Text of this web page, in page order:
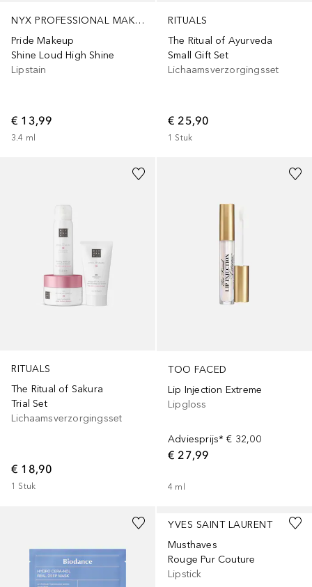
NYX PROFESSIONAL MAKEUP
Pride Makeup
Shine Loud High Shine
Lipstain
€ 13,99
3.4 ml
RITUALS
The Ritual of Ayurveda
Small Gift Set
Lichaamsverzorgingsset
€ 25,90
1 Stuk
RITUALS
The Ritual of Sakura
Trial Set
Lichaamsverzorgingsset
€ 18,90
1 Stuk
TOO FACED
Lip Injection Extreme
Lipgloss
Adviesprijs* € 32,00
€ 27,99
4 ml
YVES SAINT LAURENT
Musthaves
Rouge Pur Couture
Lipstick